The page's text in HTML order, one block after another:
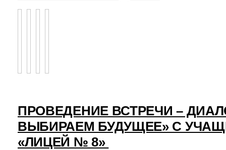
ПРОВЕДЕНИЕ ВСТРЕЧИ –
ВЫБИРАЕМ БУДУЩЕЕ» С
«ЛИЦЕЙ № 8»